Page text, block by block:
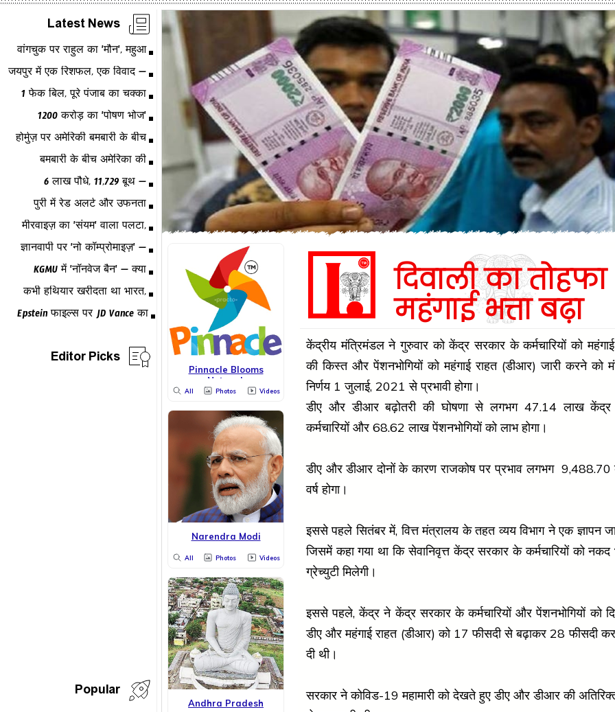
Latest News
Editor Picks
Popular
Pinnacle Blooms
Network
All Photos Videos
Narendra Modi
All Photos Videos
Andhra Pradesh
दिवाली का
महंगाई भत्ता बढ़ा
केंद्रीय मंत्रिमंडल ने गुरुवार को केंद्र सरकार के कर्मचारियों को महंगाई
की किस्त और पेंशनभोगियों को महंगाई राहत (डीआर) जारी करने को
निर्णय 1 जुलाई, 2021 से प्रभावी होगा।
डीए और डीआर बढ़ोतरी की घोषणा से लगभग 47.14 लाख
कर्मचारियों और 68.62 लाख पेंशनभोगियों को लाभ होगा।
डीए और डीआर दोनों के कारण राजकोष पर प्रभाव लगभग ₹ 9,488.70
वर्ष होगा।
इससे पहले सितंबर में, वित्त मंत्रालय के तहत व्यय विभाग ने एक ज्ञापन
जिसमें कहा गया था कि सेवानिवृत्त केंद्र सरकार के कर्मचारियों को
ग्रेच्युटी मिलेगी।
इससे पहले, केंद्र ने केंद्र सरकार के कर्मचारियों और पेंशनभोगियों को
डीए और महंगाई राहत (डीआर) को 17 फीसदी से बढ़ाकर 28 फीसदी
दी थी।
सरकार ने कोविड-19 महामारी को देखते हुए डीए और डीआर की